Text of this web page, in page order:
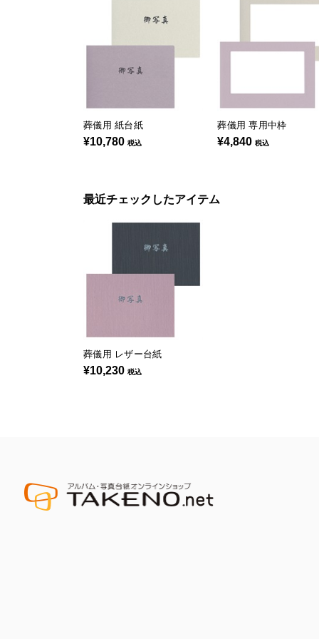
葬儀用 紙台紙
¥10,780 税込
葬儀用 専用中枠
¥4,840税込
最近チェックしたアイテム
葬儀用 レザー台紙
¥10,230 税込